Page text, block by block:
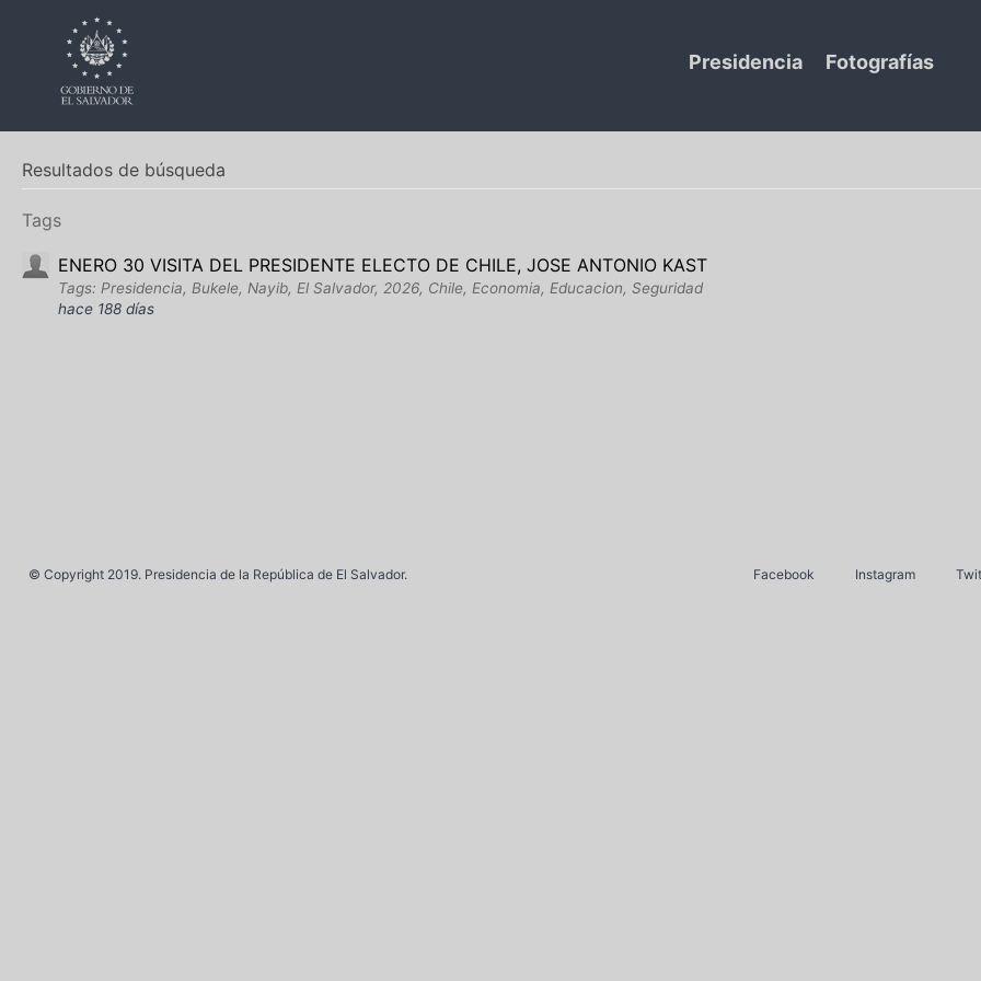
Presidencia Fotografías
Resultados de búsqueda
Tags
ENERO 30 VISITA DEL PRESIDENTE ELECTO DE CHILE, JOSE ANTONIO KAST
Tags: Presidencia, Bukele, Nayib, El Salvador, 2026, Chile, Economia, Educacion, Seguridad
hace 188 días
© Copyright 2019. Presidencia de la República de El Salvador. Facebook Instagram